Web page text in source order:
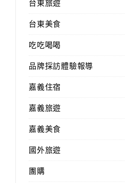
台東旅遊
台東美食
吃吃喝喝
品牌採訪體驗報導
嘉義住宿
嘉義旅遊
嘉義美食
國外旅遊
團購